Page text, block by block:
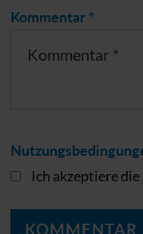
Kommentar *
Ich akzeptiere die